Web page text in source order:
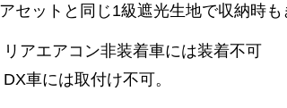
セットと同じ1級遮光生地で収納時
アエアコン非装着車には装着不可
車には取付け不可。